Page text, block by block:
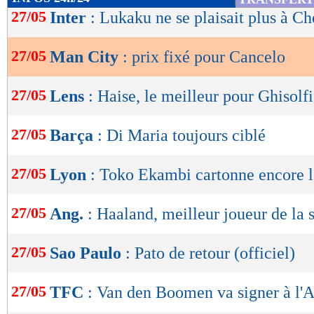
de
OK
27/05 Inter : Lukaku ne se plaisait plus à
27/05 Man City : prix fixé pour Cancelo
27/05 Lens : Haise, le meilleur pour Ghisolfi
27/05 Barça : Di Maria toujours ciblé
27/05 Lyon : Toko Ekambi cartonne encore
27/05 Ang. : Haaland, meilleur joueur de la
27/05 Sao Paulo : Pato de retour (officiel)
27/05 TFC : Van den Boomen va signer à